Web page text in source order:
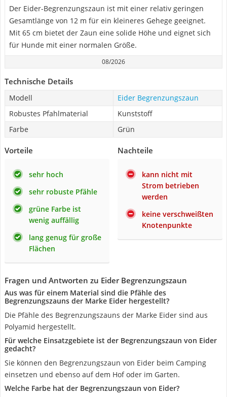
Der Eider-Begrenzungszaun ist mit einer relativ geringen
Gesamtlänge von 12 m für ein kleineres Gehege geeignet.
Mit 65 cm bietet der Zaun eine solide Höhe und eignet sich
für Hunde mit einer normalen Größe.
08/2026
Technische Details
Modell
Eider Begrenzungszaun
Robustes Pfahlmaterial
Kunststoff
Farbe
Grün
Vorteile
sehr hoch
sehr robuste Pfähle
grüne Farbe ist
wenig auffällig
lang genug für große
Flächen
Nachteile
kann nicht mit
Strom betrieben
werden
keine verschweißten
Knotenpunkte
Fragen und Antworten zu Eider Begrenzungszaun
Aus was für einem Material sind die Pfähle des
Begrenzungszauns der Marke Eider hergestellt?
Die Pfähle des Begrenzungszauns der Marke Eider sind aus
Polyamid hergestellt.
Für welche Einsatzgebiete ist der Begrenzungszaun von Eider
gedacht?
Sie können den Begrenzungszaun von Eider beim Camping
einsetzen und ebenso auf dem Hof oder im Garten.
Welche Farbe hat der Begrenzungszaun von Eider?